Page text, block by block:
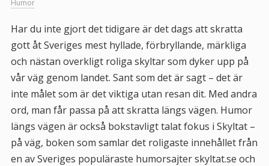
Humor
Har du inte gjort det tidigare är det dags att skratta
gott åt Sveriges mest hyllade, förbryllande, märkliga
och nästan overkligt roliga skyltar som dyker upp på
vår väg genom landet. Sant som det är sagt – det är
inte målet som är det viktiga utan resan dit. Med andra
ord, man får passa på att skratta längs vägen. Humor
längs vägen är också bokstavligt talat fokus i Skyltat –
på väg, boken som samlar det roligaste innehållet från
en av Sveriges populäraste humorsajter skyltat.se och